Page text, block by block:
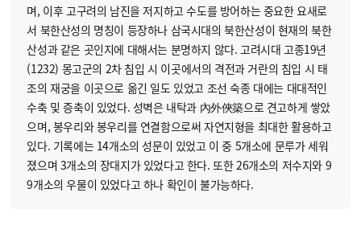
며, 이후 고구려의 남진을 저지하고 수도를 방어하는 중요한 요새로
서 북한산성의 명칭이 등장하나 삼국시대의 북한산성이 현재의 북한
산성과 같은 곳인지에 대해서는 분명하지 않다. 고려시대 고종19년
(1232) 몽고군의 2차 침입 시 이곳에서의 격전과 거란의 침입 시 태
조의 재궁을 이곳으로 옮긴 일도 있었고 조선 숙종 대에는 대대적인
수축 및 증축이 있었다. 성벽은 내탁과 內外俠築으로 견고하게 쌓았
으며, 봉우리와 봉우리를 연결함으로써 자연지형을 최대한 활용하고
있다. 기록에는 14개소의 성문이 있었고 이 중 5개소에 문루가 세워
졌으며 3개소의 장대지가 있었다고 한다. 또한 26개소의 저수지와 9
9개소의 우물이 있었다고 하나 확인이 불가능하다.